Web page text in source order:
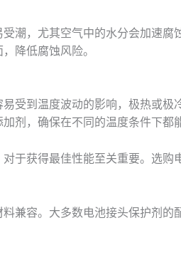
潮，尤其空气中的水分会加速
降低腐蚀风险。
受到温度波动的影响，极热或
剂，确保在不同的温度条件下都
于获得最佳性能至关重要。选购
兼容。大多数电池接头保护剂的